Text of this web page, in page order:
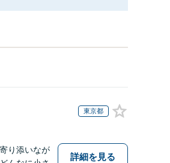
東京都
り添いなが
詳細を見る